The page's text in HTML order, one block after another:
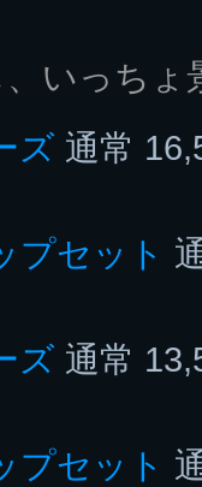
いっち
ズ 通常
プセット
ズ 通常
プセット